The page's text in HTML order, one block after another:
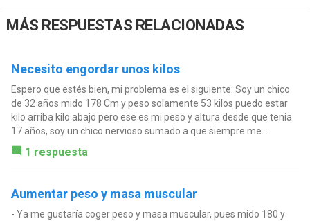
MÁS RESPUESTAS RELACIONADAS
Necesito engordar unos kilos
Espero que estés bien, mi problema es el siguiente: Soy un chico
de 32 años mido 178 Cm y peso solamente 53 kilos puedo estar
kilo arriba kilo abajo pero ese es mi peso y altura desde que tenia
17 años, soy un chico nervioso sumado a que siempre me...
1 respuesta
Aumentar peso y masa muscular
- Ya me gustaría coger peso y masa muscular, pues mido 180 y